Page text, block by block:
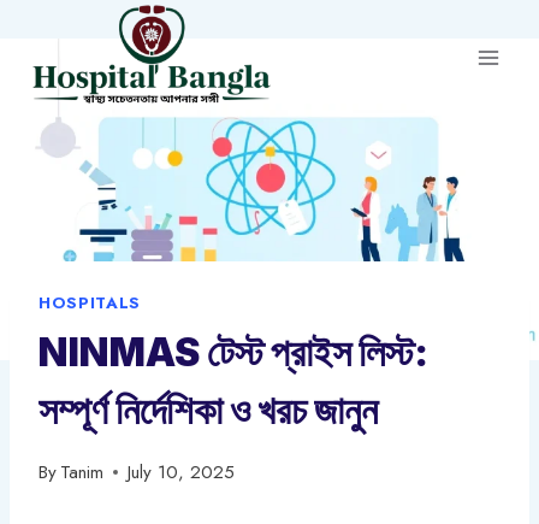
content
HOSPITALS
NINMAS টেস্ট প্রাইস লিস্ট:
সম্পূর্ণ নির্দেশিকা ও খরচ জানুন
ByTanim July 10, 2025